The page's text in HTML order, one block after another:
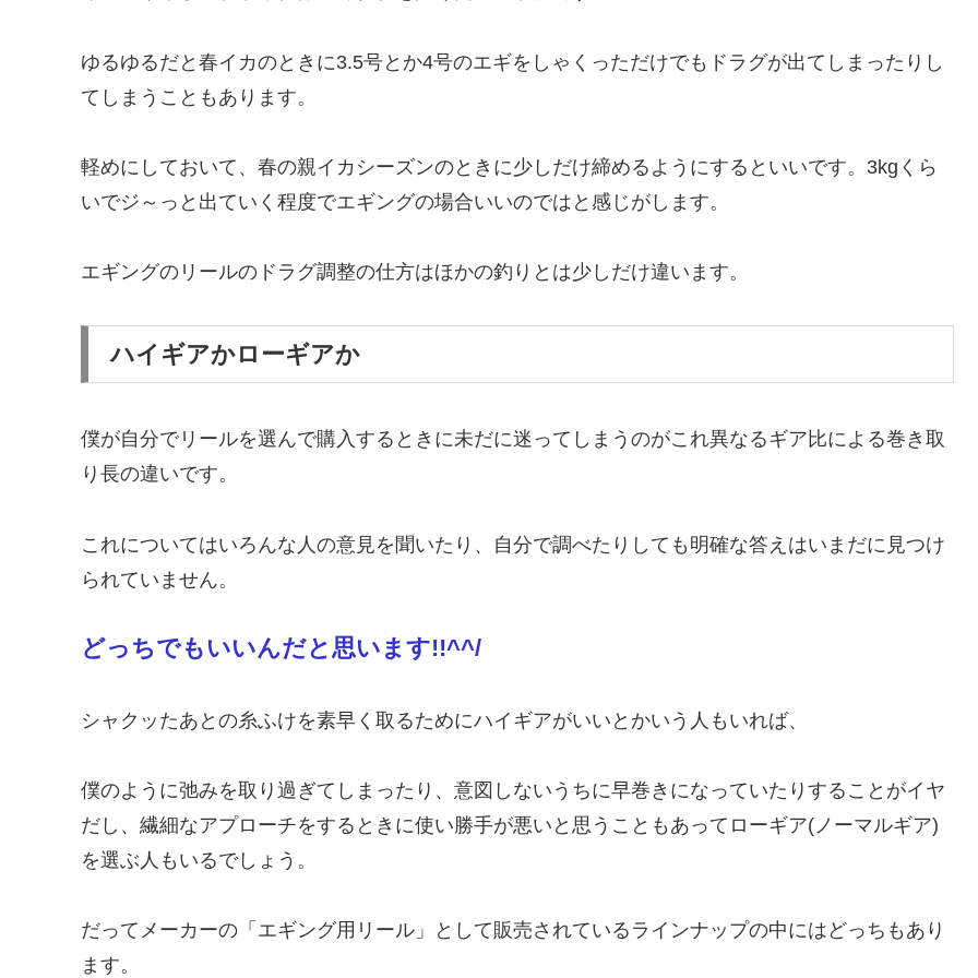
ゆるゆるだと春イカのときに3.5号とか4号のエギをしゃくっただけでもドラグが出てしまったりし
てしまうこともあります。
軽めにしておいて、春の親イカシーズンのときに少しだけ締めるようにするといいです。3kgくら
いでジ～っと出ていく程度でエギングの場合いいのではと感じがします。
エギングのリールのドラグ調整の仕方はほかの釣りとは少しだけ違います。
ハイギアかローギアか
僕が自分でリールを選んで購入するときに未だに迷ってしまうのがこれ異なるギア比による巻き取
り長の違いです。
これについてはいろんな人の意見を聞いたり、自分で調べたりしても明確な答えはいまだに見つけ
られていません。
どっちでもいいんだと思います!!^^/
シャクッたあとの糸ふけを素早く取るためにハイギアがいいとかいう人もいれば、
僕のように弛みを取り過ぎてしまったり、意図しないうちに早巻きになっていたりすることがイヤ
だし、繊細なアプローチをするときに使い勝手が悪いと思うこともあってローギア(ノーマルギア)
を選ぶ人もいるでしょう。
だってメーカーの「エギング用リール」として販売されているラインナップの中にはどっちもあり
ます。